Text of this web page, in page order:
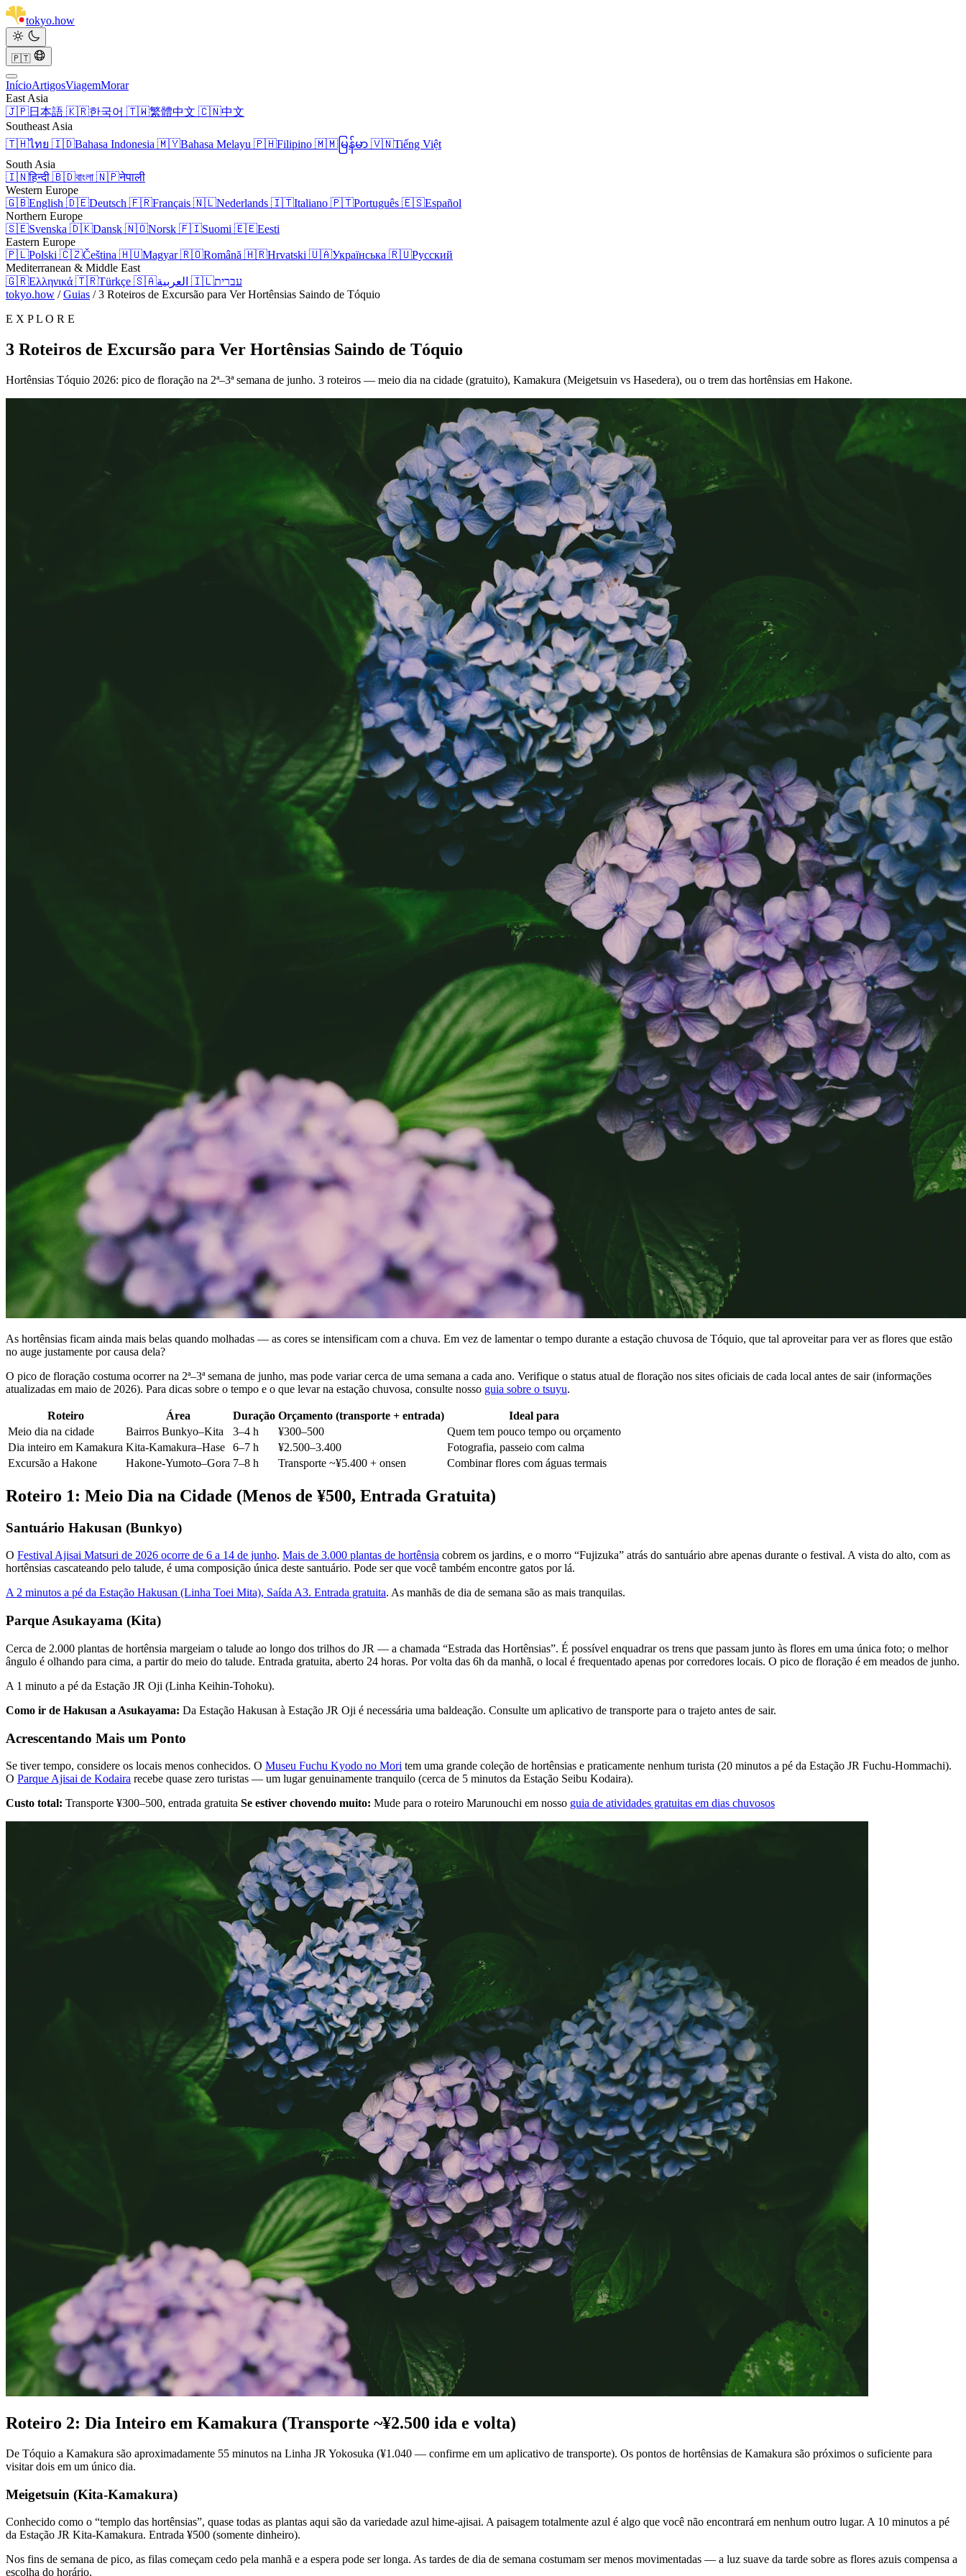
tokyo.how
🇵🇹
InícioArtigosViagemMorar
East Asia
🇯🇵日本語 🇰🇷한국어 🇹🇼繁體中文 🇨🇳中文
Southeast Asia
🇹🇭ไทย 🇮🇩Bahasa Indonesia 🇲🇾Bahasa Melayu 🇵🇭Filipino 🇲🇲 မြန်မာ 🇻🇳Tiếng Việt
South Asia
🇮🇳हिन्दी 🇧🇩বাংলা 🇳🇵नेपाली
Western Europe
🇬🇧English 🇩🇪Deutsch 🇫🇷Français 🇳🇱Nederlands 🇮🇹Italiano 🇵🇹Português 🇪🇸Español
Northern Europe
🇸🇪Svenska 🇩🇰Dansk 🇳🇴Norsk 🇫🇮Suomi 🇪🇪Eesti
Eastern Europe
🇵🇱Polski 🇨🇿Čeština 🇭🇺Magyar🇷🇴Română 🇭🇷Hrvatski 🇺🇦Українська 🇷🇺Русский
Mediterranean & Middle East
🇬🇷Ελληνικά 🇹🇷Türkçe 🇸🇦 🇮🇱עברית
tokyo.how / Guias / 3 Roteiros de Excursão para Ver Hortênsias Saindo de Tóquio
E X P L O R E
3 Roteiros de Excursão para Ver Hortênsias Saindo de Tóquio
Hortênsias Tóquio 2026: pico de floração na 2ª–3ª semana de junho. 3 roteiros — meio dia na cidade (gratuito), Kamakura (Meigetsuin vs Hasedera), ou o trem das hortênsias em Hakone.
As hortênsias ficam ainda mais belas quando molhadas — as cores se intensificam com a chuva. Em vez de lamentar o tempo durante a estação chuvosa de Tóquio, que tal aproveitar para ver as flores que estão
no auge justamente por causa dela?
O pico de floração costuma ocorrer na 2ª–3ª semana de junho, mas pode variar cerca de uma semana a cada ano. Verifique o status atual de floração nos sites oficiais de cada local antes de sair (informações
atualizadas em maio de 2026). Para dicas sobre o tempo e o que levar na estação chuvosa, consulte nosso guia sobre o tsuyu.
Roteiro Área Duração Orçamento (transporte + entrada)
Ideal para
Meio dia na cidade
Bairros Bunkyo–Kita 3–4 h ¥300–500
Quem tem pouco tempo ou orçamento
Dia inteiro em Kamakura Kita-Kamakura–Hase 6–7 h ¥2.500–3.400
Fotografia, passeio com calma
Excursão a Hakone
Hakone-Yumoto–Gora 7–8 h Transporte ~¥5.400 + onsen Combinar flores com águas termais
Roteiro 1: Meio Dia na Cidade (Menos de ¥500, Entrada Gratuita)
Santuário Hakusan (Bunkyo)
O Festival Ajisai Matsuri de 2026 ocorre de 6 a 14 de junho. Mais de 3.000 plantas de hortênsia cobrem os jardins, e o morro “Fujizuka” atrás do santuário abre apenas durante o festival. A vista do alto, com as
hortênsias cascateando pelo talude, é uma composição única deste santuário. Pode ser que você também encontre gatos por lá.
A 2 minutos a pé da Estação Hakusan (Linha Toei Mita), Saída A3. Entrada gratuita. As manhãs de dia de semana são as mais tranquilas.
Parque Asukayama (Kita)
Cerca de 2.000 plantas de hortênsia margeiam o talude ao longo dos trilhos do JR — a chamada “Estrada das Hortênsias”. É possível enquadrar os trens que passam junto às flores em uma única foto; o melhor
ângulo é olhando para cima, a partir do meio do talude. Entrada gratuita, aberto 24 horas. Por volta das 6h da manhã, o local é frequentado apenas por corredores locais. O pico de floração é em meados de junho.
A 1 minuto a pé da Estação JR Oji (Linha Keihin-Tohoku).
Como ir de Hakusan a Asukayama: Da Estação Hakusan à Estação JR Oji é necessária uma baldeação. Consulte um aplicativo de transporte para o trajeto antes de sair.
Acrescentando Mais um Ponto
Se tiver tempo, considere os locais menos conhecidos. O Museu Fuchu Kyodo no Mori tem uma grande coleção de hortênsias e praticamente nenhum turista (20 minutos a pé da Estação JR Fuchu-Hommachi).
O Parque Ajisai de Kodaira recebe quase zero turistas — um lugar genuinamente tranquilo (cerca de 5 minutos da Estação Seibu Kodaira).
Custo total: Transporte ¥300–500, entrada gratuita Se estiver chovendo muito: Mude para o roteiro Marunouchi em nosso guia de atividades gratuitas em dias chuvosos
Roteiro 2: Dia Inteiro em Kamakura (Transporte ~¥2.500 ida e volta)
De Tóquio a Kamakura são aproximadamente 55 minutos na Linha JR Yokosuka (¥1.040 — confirme em um aplicativo de transporte). Os pontos de hortênsias de Kamakura são próximos o suficiente para
visitar dois em um único dia.
Meigetsuin (Kita-Kamakura)
Conhecido como o “templo das hortênsias”, quase todas as plantas aqui são da variedade azul hime-ajisai. A paisagem totalmente azul é algo que você não encontrará em nenhum outro lugar. A 10 minutos a pé
da Estação JR Kita-Kamakura. Entrada ¥500 (somente dinheiro).
Nos fins de semana de pico, as filas começam cedo pela manhã e a espera pode ser longa. As tardes de dia de semana costumam ser menos movimentadas — a luz suave da tarde sobre as flores azuis compensa a
escolha do horário.